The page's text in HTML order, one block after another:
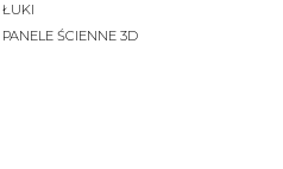
ŁUKI
PANELE ŚCIENNE 3D